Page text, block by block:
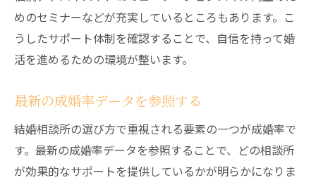
めのセミナーなどが充実しているところもあります。こ
うしたサポート体制を確認することで、自信を持って婚
活を進めるための環境が整います。
最新の成婚率データを参照する
結婚相談所の選び方で重視される要素の一つが成婚率で
す。最新の成婚率データを参照することで、どの相談所
が効果的なサポートを提供しているかが明らかになりま